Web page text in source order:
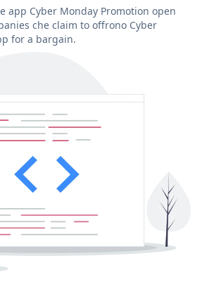
app Cyber Monday Promotion open
che claim to offrono Cyber
for a bargain.